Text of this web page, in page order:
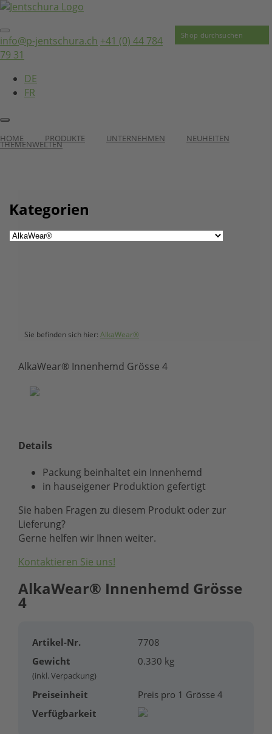
info@p-jentschura.ch +41 (0) 44 784
79 31
DE
FR
HOME PRODUKTE UNTERNEHMEN NEUHEITEN
THEMENWELTEN
Kategorien
Sie befinden sich hier: AlkaWear®
AlkaWear® Innenhemd Grösse 4
Details
Packung beinhaltet ein Innenhemd
in hauseigener Produktion gefertigt
Sie haben Fragen zu diesem Produkt oder zur
Lieferung?
Gerne helfen wir Ihnen weiter.
Kontaktieren Sie uns!
AlkaWear® Innenhemd Grösse
4
Artikel-Nr.
7708
Gewicht
(inkl. Verpackung)
0.330 kg
Preiseinheit
Preis pro 1 Grösse 4
Verfügbarkeit